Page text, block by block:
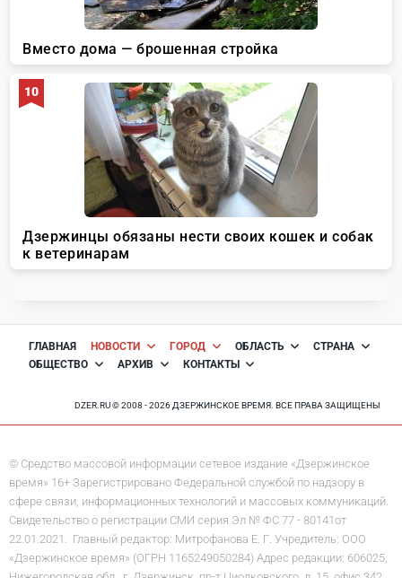
ГЛАВНАЯ НОВОСТИ ГОРОД ОБЛАСТЬ
СТРАНА
ОБЩЕСТВО
АРХИВ КОНТАКТЫ
DZER.RU © 2008 - 2026 ДЗЕРЖИНСКОЕ ВРЕМЯ. ВСЕ ПРАВА ЗАЩИЩЕНЫ
© Средство массовой информации сетевое издание «Дзержинское
время» 16+ Зарегистрировано Федеральной службой по надзору в
сфере связи, информационных технологий и массовых коммуникаций.
Свидетельство о регистрации СМИ серия Эл № ФС 77 - 80141от
22.01.2021. Главный редактор: Митрофанова Е. Г. Учредитель: ООО
«Дзержинское время» (ОГРН 1165249050284) Адрес редакции: 606025,